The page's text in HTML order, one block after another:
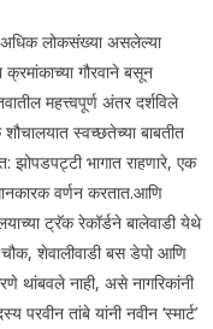
अधिक लोकसंख्या असलेल्या
गौरवाने बसून
महत्त्वपूर्ण अंतर दर्शविले
स्वच्छतेच्या बाबतीत
भागात राहणारे, एक
वर्णन करतात.आणि
ट्रॅक रेकॉर्डने बालेवाडी येथे
चौक, शेवालीवाडी बस डेपो आणि
थांबवले नाही, असे नागरिकांनी
तांबे यांनी नवीन ‘स्मार्ट’